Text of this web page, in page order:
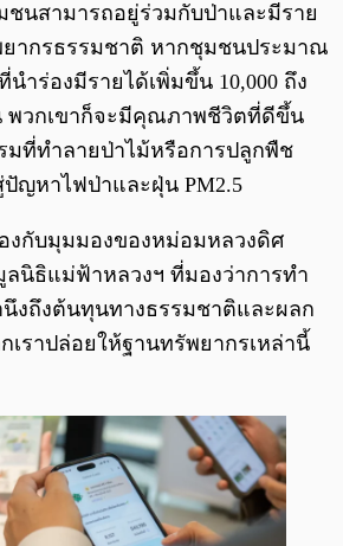
นสามารถอยู่ร่วมกับป่าและมีราย
ากรธรรมชาติ หากชุมชนประมาณ
นำร่องมีรายได้เพิ่มขึ้น 10,000 ถึง
พวกเขาก็จะมีคุณภาพชีวิตที่ดีขึ้น
มที่ทำลายป่าไม้หรือการปลูกพืช
ปัญหาไฟป่าและฝุ่น PM2.5
กับมุมมองของหม่อมหลวงดิศ
นิธิแม่ฟ้าหลวงฯ ที่มองว่าการทำ
งถึงต้นทุนทางธรรมชาติและผลก
เราปล่อยให้ฐานทรัพยากรเหล่านี้